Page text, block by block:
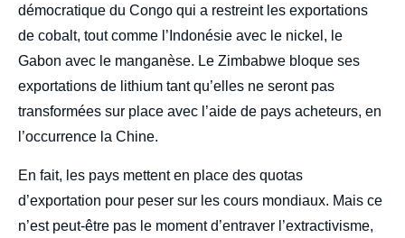
démocratique du Congo qui a restreint les exportations
de cobalt, tout comme l’Indonésie avec le nickel, le
Gabon avec le manganèse. Le Zimbabwe bloque ses
exportations de lithium tant qu’elles ne seront pas
transformées sur place avec l’aide de pays acheteurs, en
l’occurrence la Chine.
En fait, les pays mettent en place des quotas
d’exportation pour peser sur les cours mondiaux. Mais ce
n’est peut-être pas le moment d’entraver l’extractivisme,